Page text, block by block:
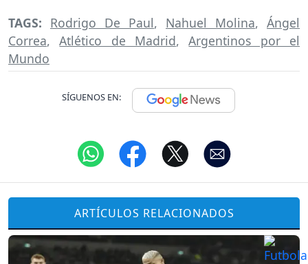
TAGS: Rodrigo De Paul, Nahuel Molina, Ángel
Correa,Atlético de Madrid,Argentinos por el
Mundo
SÍGUENOS EN:
ARTÍCULOS RELACIONADOS